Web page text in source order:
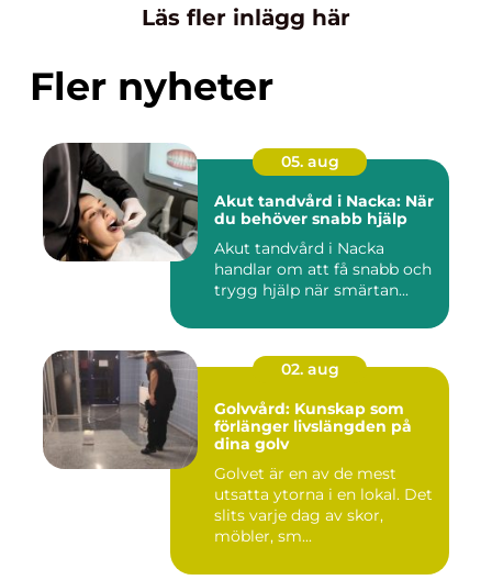
Läs fler inlägg här
Fler nyheter
05. aug
Akut tandvård i Nacka: När
du behöver snabb hjälp
Akut tandvård i Nacka
handlar om att få snabb och
trygg hjälp när smärtan...
02. aug
Golvvård: Kunskap som
förlänger livslängden på
dina golv
Golvet är en av de mest
utsatta ytorna i en lokal. Det
slits varje dag av skor,
möbler, sm...